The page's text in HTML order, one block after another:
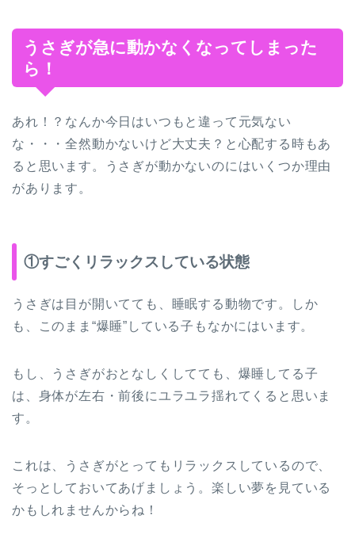
うさぎが急に動かなくなってしまった
ら！
あれ！？なんか今日はいつもと違って元気ない
な・・・全然動かないけど大丈夫？と心配する時もあ
ると思います。うさぎが動かないのにはいくつか理由
があります。
①すごくリラックスしている状態
うさぎは目が開いてても、睡眠する動物です。しか
も、このまま“爆睡”している子もなかにはいます。
もし、うさぎがおとなしくしてても、爆睡してる子
は、身体が左右・前後にユラユラ揺れてくると思いま
す。
これは、うさぎがとってもリラックスしているので、
そっとしておいてあげましょう。楽しい夢を見ている
かもしれませんからね！